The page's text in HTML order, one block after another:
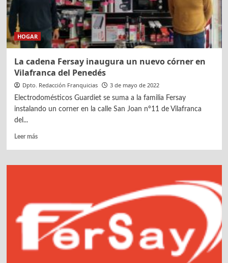
HOGAR
La cadena Fersay inaugura un nuevo córner en
Vilafranca del Penedés
Dpto. Redacción Franquicias 3 de mayo de 2022
Electrodomésticos Guardiet se suma a la familia Fersay
instalando un corner en la calle San Joan nº11 de Vilafranca
del...
Leer másLeer
La
un
nuevo
córner
Vilafranca
del